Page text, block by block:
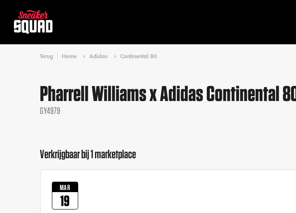
Terug Home Adidas Continental 80
Pharrell Williams x Adidas Continental
GY4979
Verkrijgbaar bij 1 marketplace
MAR
19